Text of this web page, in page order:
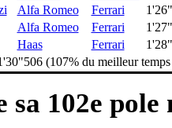
Alfa Romeo Ferrari
Alfa Romeo Ferrari
Haas Ferrari
(107% du meilleur
sa 102e